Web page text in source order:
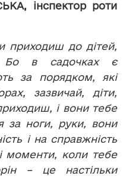
інспектор роти
приходиш до дітей,
Бо в садочках є
за порядком, які
зазвичай, діти,
і вони тебе
за ноги, руки, вони
і на справжність
моменти, коли тебе
– це настільки